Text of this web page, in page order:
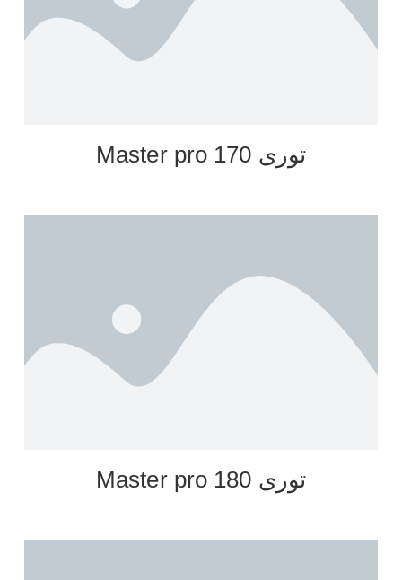
توری Master pro 170
توری Master pro 180